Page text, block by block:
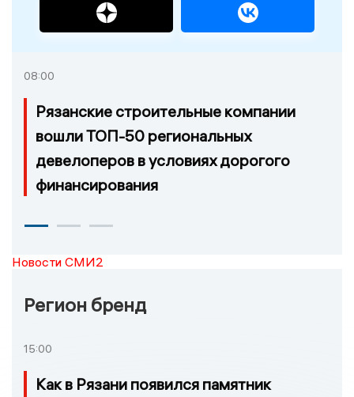
08:00
Рязанские строительные компании
вошли ТОП-50 региональных
девелоперов в условиях дорогого
финансирования
Новости СМИ2
Регион бренд
15:00
Как в Рязани появился памятник